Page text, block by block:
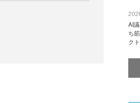
AI
ち
ク